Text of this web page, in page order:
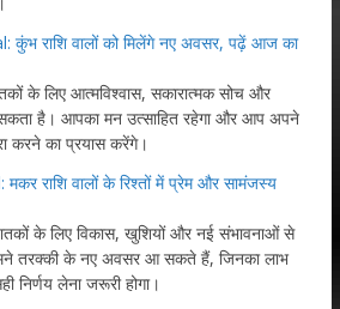
राशि वालों को मिलेंगे नए अवसर, पढ़ें आज का
के लिए आत्मविश्वास, सकारात्मक सोच और
है। आपका मन उत्साहित रहेगा और आप अपने
करने का प्रयास करेंगे।
राशि वालों के रिश्तों में प्रेम और सामंजस्य
के लिए विकास, खुशियों और नई संभावनाओं से
तरक्की के नए अवसर आ सकते हैं, जिनका लाभ
निर्णय लेना जरूरी होगा।